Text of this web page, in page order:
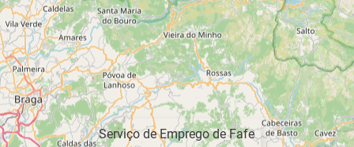
Serviço de Emprego de Fafe